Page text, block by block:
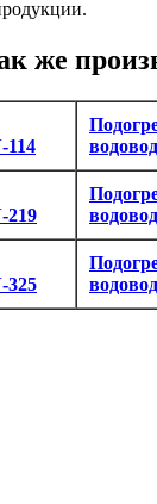
же
114
219
325